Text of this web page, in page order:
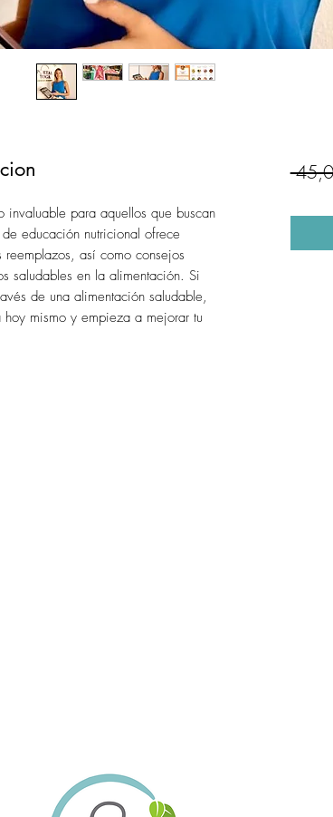
invaluable para aquellos que buscan
educación nutricional ofrece
reemplazos, así como consejos
saludables en la alimentación. Si
de una alimentación saludable,
mismo y empieza a mejorar tu